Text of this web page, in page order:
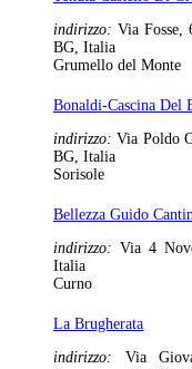
indirizzo: Via Fosse,
BG, Italia
Grumello del Monte
Bonaldi-Cascina Del
indirizzo:Via Poldo
BG, Italia
Sorisole
Bellezza Guido
indirizzo: Via 4
Italia
Curno
La Brugherata
indirizzo: Via